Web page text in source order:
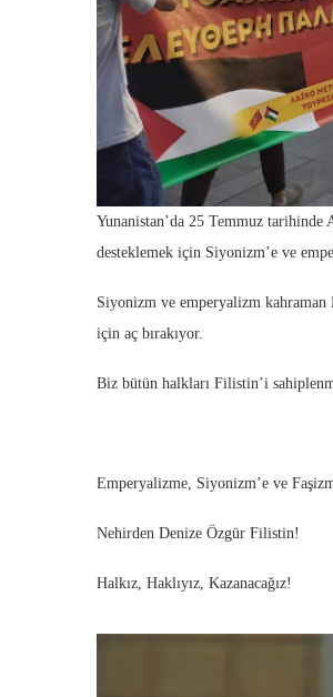
Yunanistan’da 25 Temmuz
desteklemek için Siyonizm’e ve
Siyonizm ve emperyalizm kahraman
için aç bırakıyor.
Biz bütün halkları Filistin’i
Emperyalizme, Siyonizm’e ve
Nehirden Denize Özgür Filistin!
Halkız, Haklıyız, Kazanacağız!